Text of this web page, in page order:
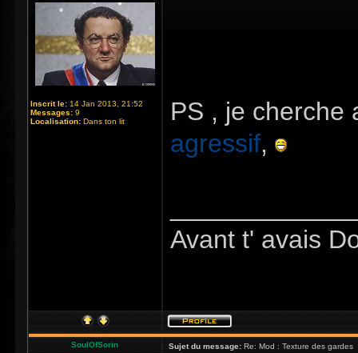
Inscrit le: 14 Jan 2013, 21:52
Messages: 9
Localisation: Dans ton lit
PS , je cherche
agressif,
Avant t' avais
SoulOfSorin Sujet du message: Re: Mod : Texture des gardes